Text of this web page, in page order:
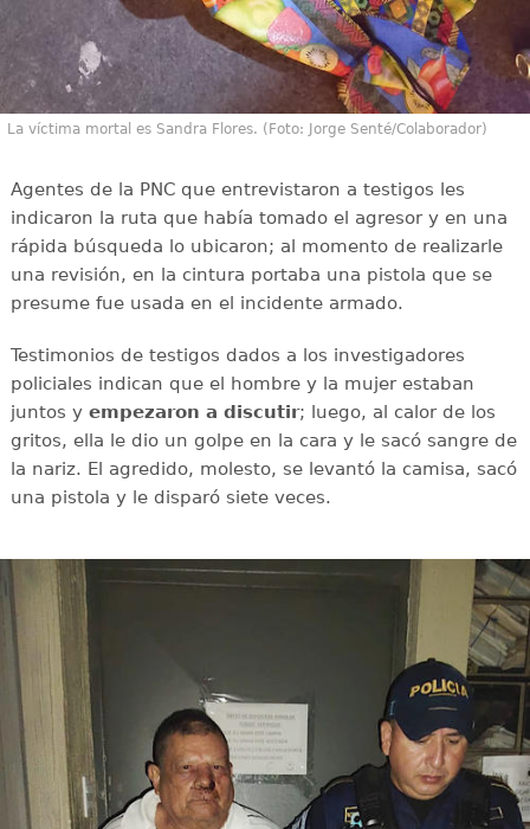
La víctima mortal es Sandra Flores. (Foto: Jorge Senté/Colaborador)
Agentes de la PNC que entrevistaron a testigos les
indicaron la ruta que había tomado el agresor y en una
rápida búsqueda lo ubicaron; al momento de realizarle
una revisión, en la cintura portaba una pistola que se
presume fue usada en el incidente armado.
Testimonios de testigos dados a los investigadores
policiales indican que el hombre y la mujer estaban
juntos y empezaron a discutir; luego, al calor de los
gritos, ella le dio un golpe en la cara y le sacó sangre de
la nariz. El agredido, molesto, se levantó la camisa, sacó
una pistola y le disparó siete veces.